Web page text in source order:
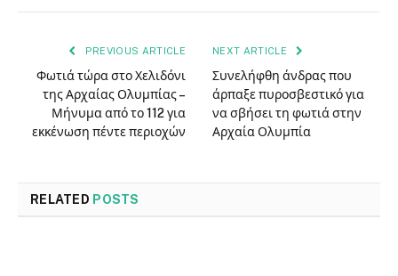
PREVIOUS ARTICLE
Φωτιά τώρα στο Χελιδόνι
της Αρχαίας Ολυμπίας –
Μήνυμα από το 112 για
εκκένωση πέντε περιοχών
NEXT ARTICLE
Συνελήφθη άνδρας που
άρπαξε πυροσβεστικό για
να σβήσει τη φωτιά στην
Αρχαία Ολυμπία
RELATED POSTS